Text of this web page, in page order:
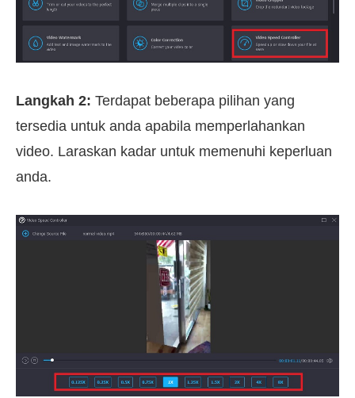
Langkah 2: Terdapat beberapa pilihan yang
tersedia untuk anda apabila memperlahankan
video. Laraskan kadar untuk memenuhi keperluan
anda.